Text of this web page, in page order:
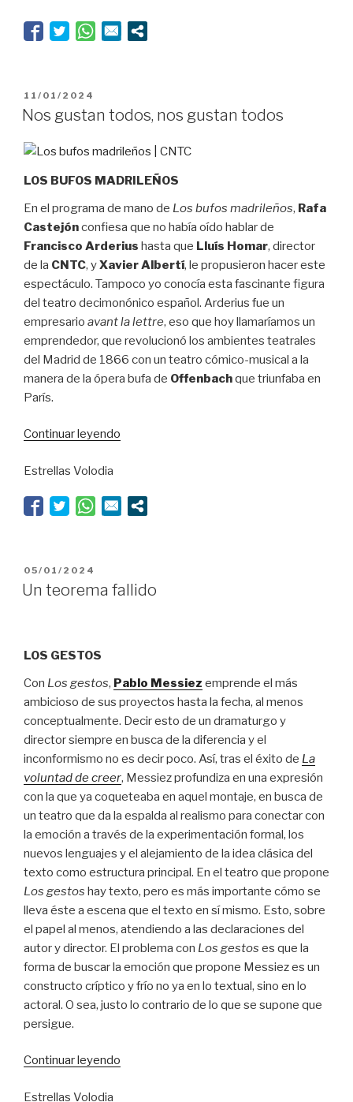
Chéjov
PUBLICADO
EL
11/01/2024
Nos gustan todos, nos gustan todos
LOS BUFOS MADRILEÑOS
En el programa de mano de Los bufos madrileños, Rafa
Castejónconfiesa que no había oído hablar de
Francisco Arderius hasta que Lluís Homar, director
de la CNTC, yXavier Albertí, le propusieron hacer este
espectáculo. Tampoco yo conocía esta fascinante figura
del teatro decimonónico español. Arderius fue un
empresario avant la lettre, eso que hoy llamaríamos un
emprendedor, que revolucionó los ambientes teatrales
del Madrid de 1866 con un teatro cómico-musical a la
manera de la ópera bufa de Offenbachque triunfaba en
París.
Continuar leyendo
gustan
Estrellas Volodia
PUBLICADO
EL
05/01/2024
Un teorema fallido
LOS GESTOS
Con Los gestos, Pablo Messiez emprende el más
ambicioso de sus proyectos hasta la fecha, al menos
conceptualmente. Decir esto de un dramaturgo y
director siempre en busca de la diferencia y el
inconformismo no es decir poco. Así, tras el éxito de La
voluntad de creer, Messiez profundiza en una expresión
con la que ya coqueteaba en aquel montaje, en busca de
un teatro que da la espalda al realismo para conectar con
la emoción a través de la experimentación formal, los
nuevos lenguajes y el alejamiento de la idea clásica del
texto como estructura principal. En el teatro que propone
Los gestos hay texto, pero es más importante cómo se
lleva éste a escena que el texto en sí mismo. Esto, sobre
el papel al menos, atendiendo a las declaraciones del
autor y director. El problema con Los gestos es que la
forma de buscar la emoción que propone Messiez es un
constructo críptico y frío no ya en lo textual, sino en lo
actoral. O sea, justo lo contrario de lo que se supone que
persigue.
Continuar leyendo
Estrellas Volodia